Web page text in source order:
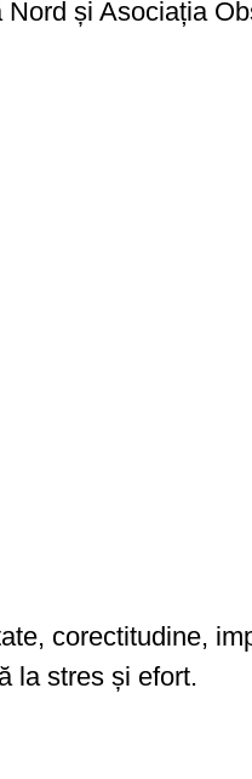
și Asociația
corectitudine,
la stres și efort.